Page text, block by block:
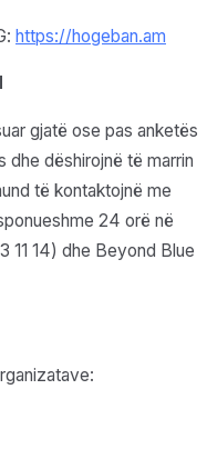
https://hogeban.am
gjatë ose pas anketës
dhe dëshirojnë të marrin
të kontaktojnë me
24 orë në
11 14) dhe Beyond Blue